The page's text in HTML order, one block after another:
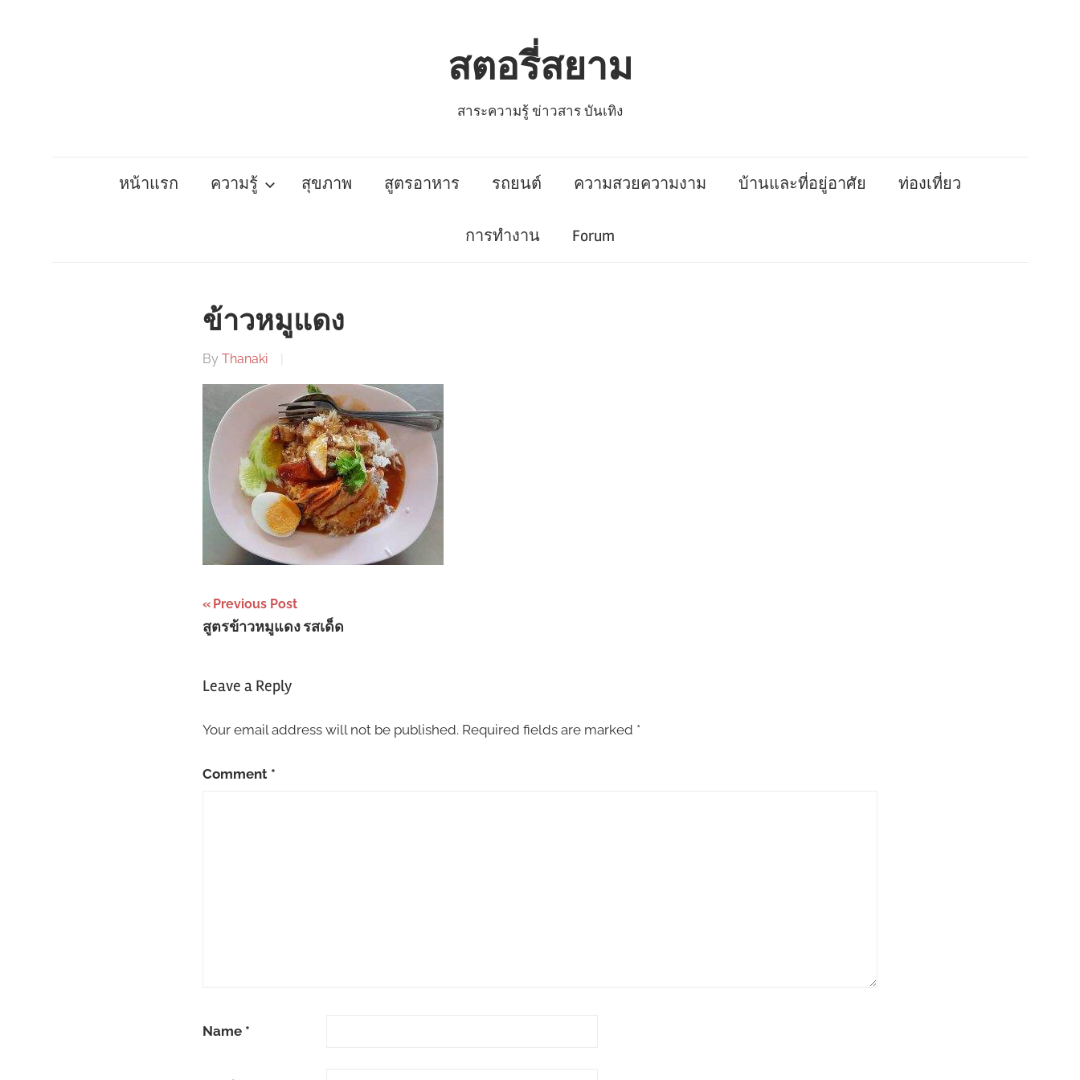
สตอรี่สยาม
สาระความรู้ ข่าวสาร บันเทิง
หน้าแรก ความรู้ สุขภาพ สูตรอาหาร รถยนต์ ความสวยความงาม บ้านและที่อยู่อาศัย ท่องเที่ยว
การทำงาน Forum
ข้าวหมูแดง
By Thanaki
Post
navigation
Previous Post
สูตรข้าวหมูแดง รสเด็ด
Leave a Reply
Your email address will not be published. Required fields are marked *
Comment *
Name *